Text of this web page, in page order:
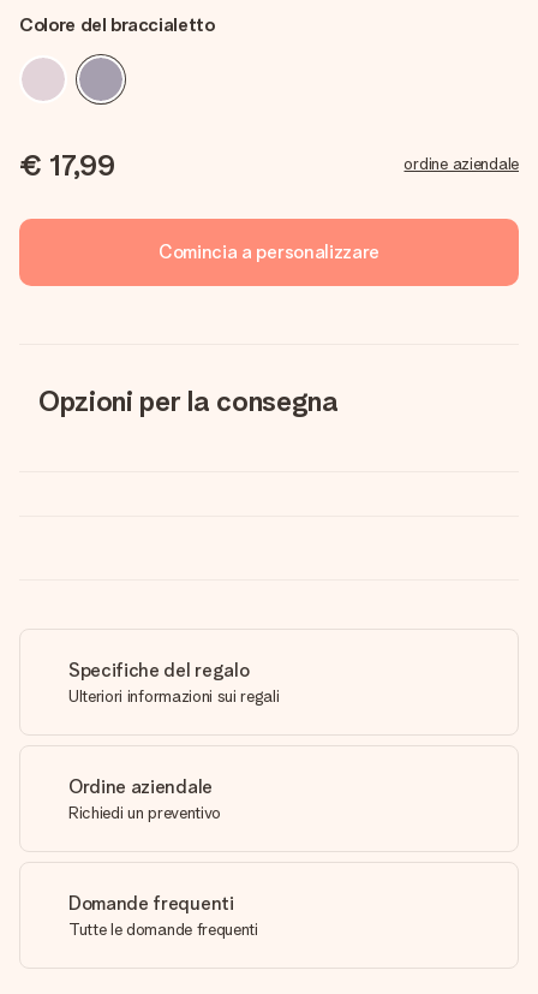
Colore del braccialetto
€ 17,99 ordine aziendale
Comincia a personalizzare
Opzioni per la consegna
Specifiche del regalo
Ulteriori informazioni sui regali
Ordine aziendale
Richiedi un preventivo
Domande frequenti
Tutte le domande frequenti